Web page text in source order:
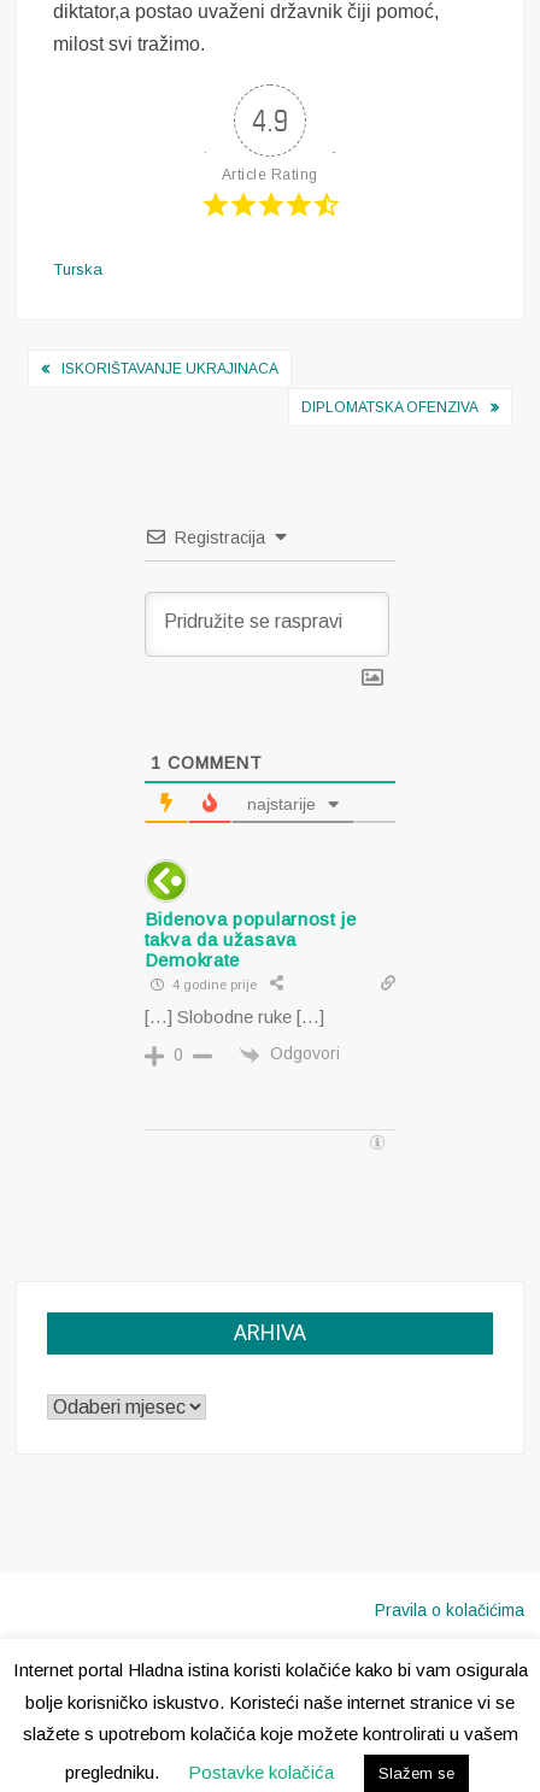
diktator,a postao uvaženi državnik čiji pomoć,
milost svi tražimo.
4.9
Article Rating
Turska
Navigacija
ISKORIŠTAVANJE UKRAJINACA
DIPLOMATSKA OFENZIVA
Registracija
1 COMMENT
najstarije
Bidenova popularnost je
takva da užasava
Demokrate
4 godine prije
[…] Slobodne ruke […]
0 Odgovori
ARHIVA
ARHIVA
Pravila o kolačićima
Internet portal Hladna istina koristi kolačiće kako bi vam osigurala
bolje korisničko iskustvo. Koristeći naše internet stranice vi se
slažete s upotrebom kolačića koje možete kontrolirati u vašem
pregledniku.
Postavke kolačića Slažem se
Copyright © 2020 · Sva prava pridržana · Hladna Istina